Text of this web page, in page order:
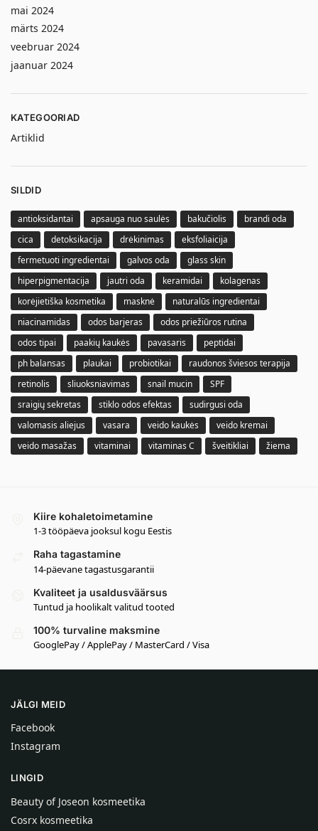
mai 2024
märts 2024
veebruar 2024
jaanuar 2024
KATEGOORIAD
Artiklid
SILDID
antioksidantai apsauga nuo saulės bakučiolis
brandi oda
cica
detoksikacija drėkinimas
eksfoliaicija
fermetuoti ingredientai
galvos oda
glass skin
hiperpigmentacija
jautri oda keramidai
kolagenas
korėjietiška kosmetika
masknė
naturalūs ingredientai
niacinamidas
odos barjeras
odos priežiūros rutina
odos tipai
paakių kaukės pavasaris
peptidai
ph balansas
plaukai probiotikai
raudonos šviesos terapija
retinolis
sliuoksniavimas snail mucin
SPF
sraigių sekretas
stiklo odos efektas
sudirgusi oda
valomasis aliejus
vasara veido kaukės
veido kremai
veido masažas
vitaminai vitaminas C šveitikliai žiema
Kiire kohaletoimetamine
1-3 tööpäeva jooksul kogu Eestis
Raha tagastamine
14-päevane tagastusgarantii
Kvaliteet ja usaldusväärsus
Tuntud ja hoolikalt valitud tooted
100% turvaline maksmine
GooglePay / ApplePay / MasterCard / Visa
JÄLGI MEID
Facebook
Instagram
LINGID
Beauty of Joseon kosmeetika
Cosrx kosmeetika